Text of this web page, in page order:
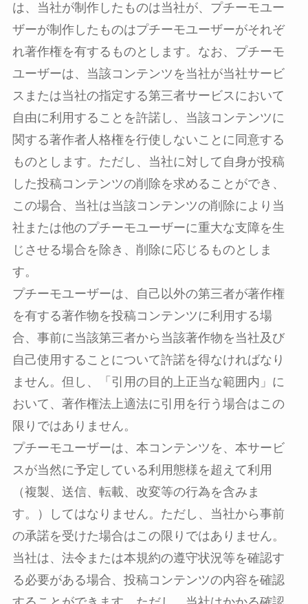
は、当社が制作したものは当社が、プチーモユー
ザーが制作したものはプチーモユーザーがそれぞ
れ著作権を有するものとします。なお、プチーモ
ユーザーは、当該コンテンツを当社が当社サービ
スまたは当社の指定する第三者サービスにおいて
自由に利用することを許諾し、当該コンテンツに
関する著作者人格権を行使しないことに同意する
ものとします。ただし、当社に対して自身が投稿
した投稿コンテンツの削除を求めることができ、
この場合、当社は当該コンテンツの削除により当
社または他のプチーモユーザーに重大な支障を生
じさせる場合を除き、削除に応じるものとしま
す。
プチーモユーザーは、自己以外の第三者が著作権
を有する著作物を投稿コンテンツに利用する場
合、事前に当該第三者から当該著作物を当社及び
自己使用することについて許諾を得なければなり
ません。但し、「引用の目的上正当な範囲内」に
おいて、著作権法上適法に引用を行う場合はこの
限りではありません。
プチーモユーザーは、本コンテンツを、本サービ
スが当然に予定している利用態様を超えて利用
（複製、送信、転載、改変等の行為を含みま
す。）してはなりません。ただし、当社から事前
の承諾を受けた場合はこの限りではありません。
当社は、法令または本規約の遵守状況等を確認す
る必要がある場合、投稿コンテンツの内容を確認